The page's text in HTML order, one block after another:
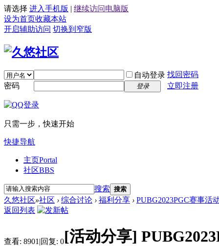
请选择 进入手机版 | 继续访问电脑版
设为首页收藏本站
开启辅助访问 切换到窄版
自动登录 找回密码
密码
登录 立即注册
只需一步，快速开始
快捷导航
主页Portal
社区BBS
搜索 搜索
久悠社区»社区 › 综合讨论 › 福利分享 › PUBG2023PGC赛事活
返回列表
查看: 8901 |回复: 0[活动分享]